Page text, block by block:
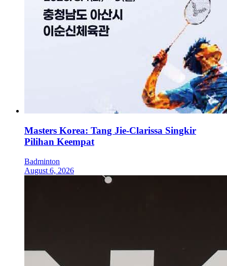
Masters Korea: Tang Jie-Clarissa Singkir
Pilihan Keempat
Badminton
August 6, 2026